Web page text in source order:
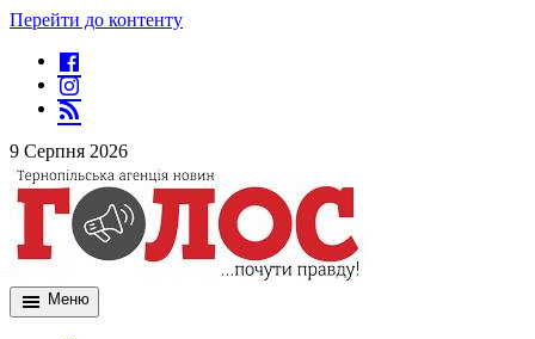
Перейти до контенту
9 Серпня 2026
Меню